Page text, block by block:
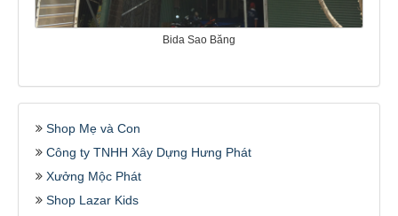
Bida Sao Băng
Shop Mẹ và Con
Công ty TNHH Xây Dựng Hưng Phát
Xưởng Mộc Phát
Shop Lazar Kids